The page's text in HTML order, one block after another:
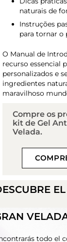
naturais de
Instruções
para tornar o
O Manual de
recurso essencial
personalizados e
ingredientes
maravilhoso
Compre os
kit de Gel
Velada.
todo el